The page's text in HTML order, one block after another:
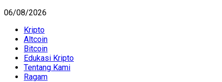
06/08/2026
Kripto
Altcoin
Bitcoin
Edukasi Kripto
Tentang Kami
Ragam